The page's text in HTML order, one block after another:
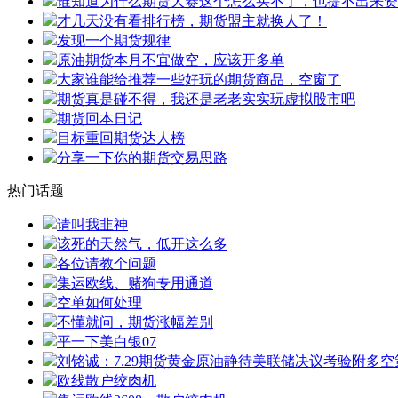
才几天没有看排行榜，期货盟主就换人了！
发现一个期货规律
原油期货本月不宜做空，应该开多单
大家谁能给推荐一些好玩的期货商品，空窗了
期货真是碰不得，我还是老老实实玩虚拟股市吧
期货回本日记
目标重回期货达人榜
分享一下你的期货交易思路
热门话题
请叫我韭神
该死的天然气，低开这么多
各位请教个问题
集运欧线、赌狗专用通道
空单如何处理
不懂就问，期货涨幅差别
平一下美白银07
刘铭诚：7.29期货黄金原油静待美联储决议考验附多空
欧线散户绞肉机